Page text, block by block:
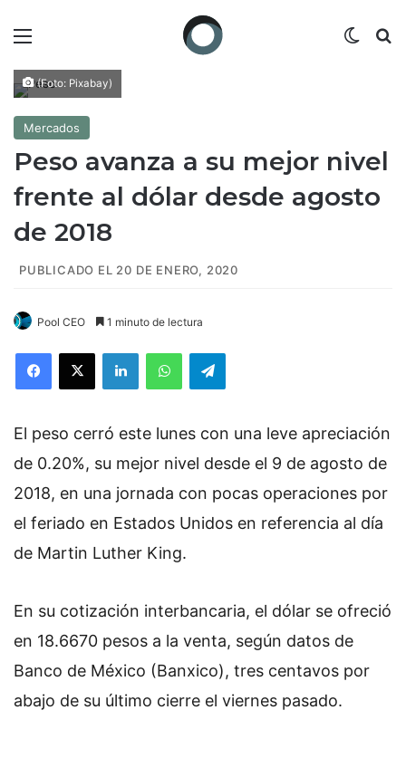
(Foto: Pixabay)
Mercados
Peso avanza a su mejor nivel
frente al dólar desde agosto
de 2018
PUBLICADO EL 20 DE ENERO, 2020
Pool CEO 1 minuto de lectura
El peso cerró este lunes con una leve apreciación
de 0.20%, su mejor nivel desde el 9 de agosto de
2018, en una jornada con pocas operaciones por
el feriado en Estados Unidos en referencia al día
de Martin Luther King.
En su cotización interbancaria, el dólar se ofreció
en 18.6670 pesos a la venta, según datos de
Banco de México (Banxico), tres centavos por
abajo de su último cierre el viernes pasado.